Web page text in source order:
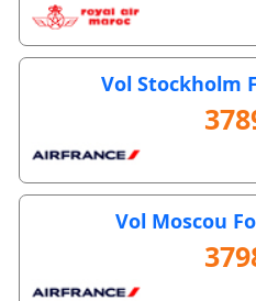
Vol Stockholm
Vol Moscou